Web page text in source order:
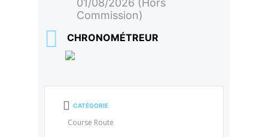
01/08/2026 (Hors
Commission)
CHRONOMÉTREUR
CATÉGORIE
Course Route